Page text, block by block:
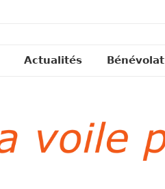
Actualités Bénévolat